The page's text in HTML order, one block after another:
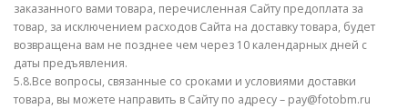
заказанного вами товара, перечисленная Сайту предоплата за
товар, за исключением расходов Сайта на доставку товара, будет
возвращена вам не позднее чем через 10 календарных дней с
даты предъявления.
5.8.Все вопросы, связанные со сроками и условиями доставки
товара, вы можете направить в Сайту по адресу – pay@fotobm.ru